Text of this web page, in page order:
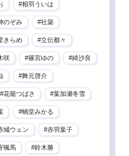
相羽ういは
のぞみ 社築
きらめ 立伝都々
咲 篠宮ゆの 綺沙良
舞元啓介
花籠つばさ 葉加瀬冬雪
蝸堂みかる
城ウェン 赤羽葉子
颯馬 鈴木勝